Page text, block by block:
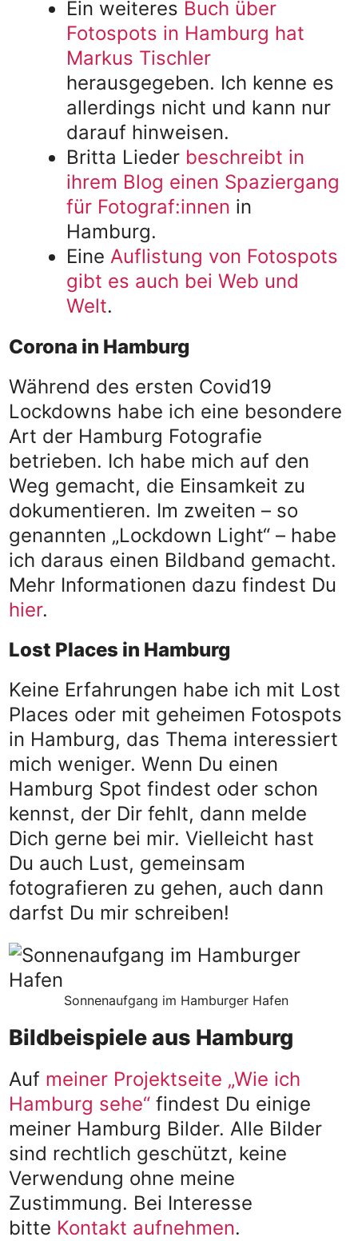
Ein weiteres Buch über
Fotospots in Hamburg hat
Markus Tischler
herausgegeben. Ich kenne es
allerdings nicht und kann nur
darauf hinweisen.
Britta Lieder beschreibt in
ihrem Blog einen Spaziergang
für Fotograf:innen in
Hamburg.
Eine Auflistung von Fotospots
gibt es auch bei Web und
Welt.
Corona in Hamburg
Während des ersten Covid19
Lockdowns habe ich eine besondere
Art der Hamburg Fotografie
betrieben. Ich habe mich auf den
Weg gemacht, die Einsamkeit zu
dokumentieren. Im zweiten – so
genannten „Lockdown Light“ – habe
ich daraus einen Bildband gemacht.
Mehr Informationen dazu findest Du
hier.
Lost Places in Hamburg
Keine Erfahrungen habe ich mit Lost
Places oder mit geheimen Fotospots
in Hamburg, das Thema interessiert
mich weniger. Wenn Du einen
Hamburg Spot findest oder schon
kennst, der Dir fehlt, dann melde
Dich gerne bei mir. Vielleicht hast
Du auch Lust, gemeinsam
fotografieren zu gehen, auch dann
darfst Du mir schreiben!
Sonnenaufgang im Hamburger Hafen
Bildbeispiele aus Hamburg
Auf meiner Projektseite „Wie ich
Hamburg sehe“ findest Du einige
meiner Hamburg Bilder. Alle Bilder
sind rechtlich geschützt, keine
Verwendung ohne meine
Zustimmung. Bei Interesse
bitte Kontakt aufnehmen.